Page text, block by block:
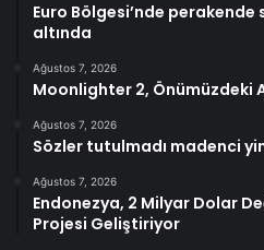
Euro Bölgesi’nde
altında
Ağustos 7, 2026
Moonlighter 2, Önümüzdeki
Ağustos 7, 2026
Sözler tutulmadı madenci
Ağustos 7, 2026
Endonezya, 2 Milyar Dolar
Projesi Geliştiriyor